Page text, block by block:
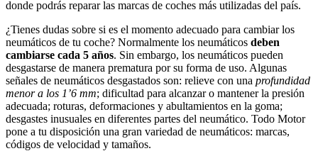
donde podrás reparar las marcas de coches más utilizadas del país.
¿Tienes dudas sobre si es el momento adecuado para cambiar los
neumáticos de tu coche? Normalmente los neumáticos deben
cambiarse cada 5 años. Sin embargo, los neumáticos pueden
desgastarse de manera prematura por su forma de uso. Algunas
señales de neumáticos desgastados son: relieve con una profundidad
menor a los 1’6 mm; dificultad para alcanzar o mantener la presión
adecuada; roturas, deformaciones y abultamientos en la goma;
desgastes inusuales en diferentes partes del neumático. Todo Motor
pone a tu disposición una gran variedad de neumáticos: marcas,
códigos de velocidad y tamaños.